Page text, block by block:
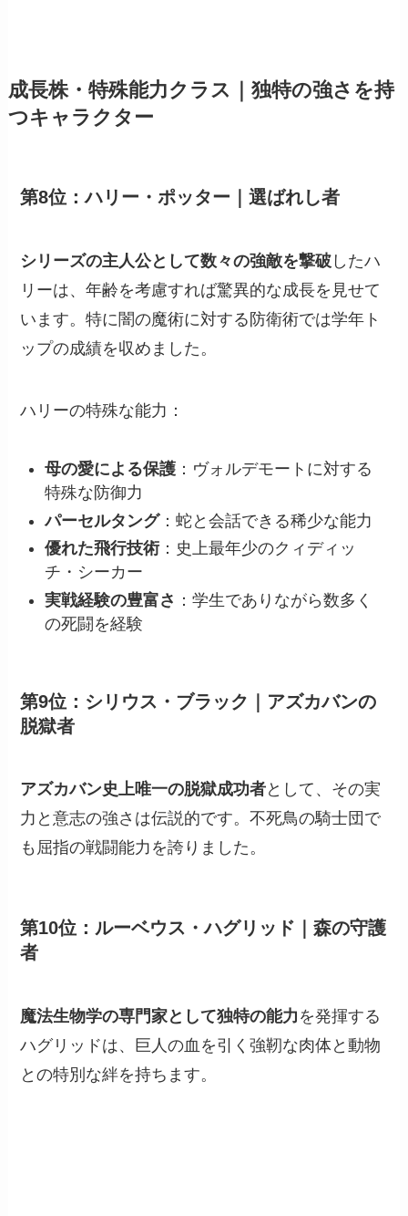
成長株・特殊能力クラス｜独特の強さを持
つキャラクター
第8位：ハリー・ポッター｜選ばれし者
シリーズの主人公として数々の強敵を撃破 したハ
リーは、年齢を考慮すれば驚異的な成長を見せて
います。特に闇の魔術に対する防衛術では学年ト
ップの成績を収めました。
ハリーの特殊な能力：
母の愛による保護 ：ヴォルデモートに対する
特殊な防御力
パーセルタング：蛇と会話できる稀少な能力
優れた飛行技術 ：史上最年少のクィディッ
チ・シーカー
実戦経験の豊富さ ：学生でありながら数多く
の死闘を経験
第9位：シリウス・ブラック｜アズカバンの
脱獄者
アズカバン史上唯一の脱獄成功者として、その実
力と意志の強さは伝説的です。不死鳥の騎士団で
も屈指の戦闘能力を誇りました。
第10位：ルーベウス・ハグリッド｜森の守護
者
魔法生物学の専門家として独特の能力 を発揮する
ハグリッドは、巨人の血を引く強靭な肉体と動物
との特別な絆を持ちます。